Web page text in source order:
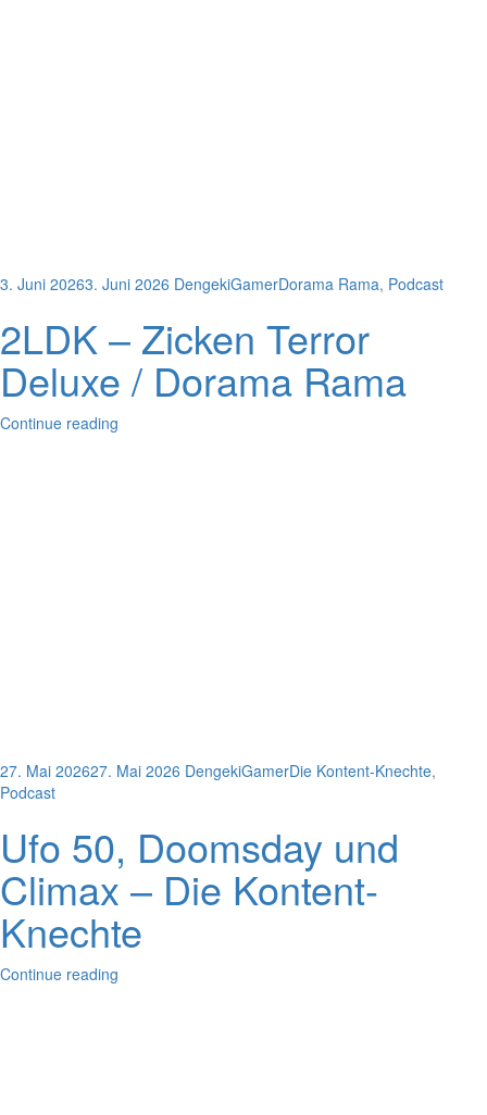
3. Juni 20263. Juni 2026 DengekiGamerDorama Rama, Podcast
2LDK – Zicken Terror
Deluxe / Dorama Rama
Continue reading
27. Mai 202627. Mai 2026 DengekiGamerDie Kontent-Knechte,
Podcast
Ufo 50, Doomsday und
Climax – Die Kontent-
Knechte
Continue reading